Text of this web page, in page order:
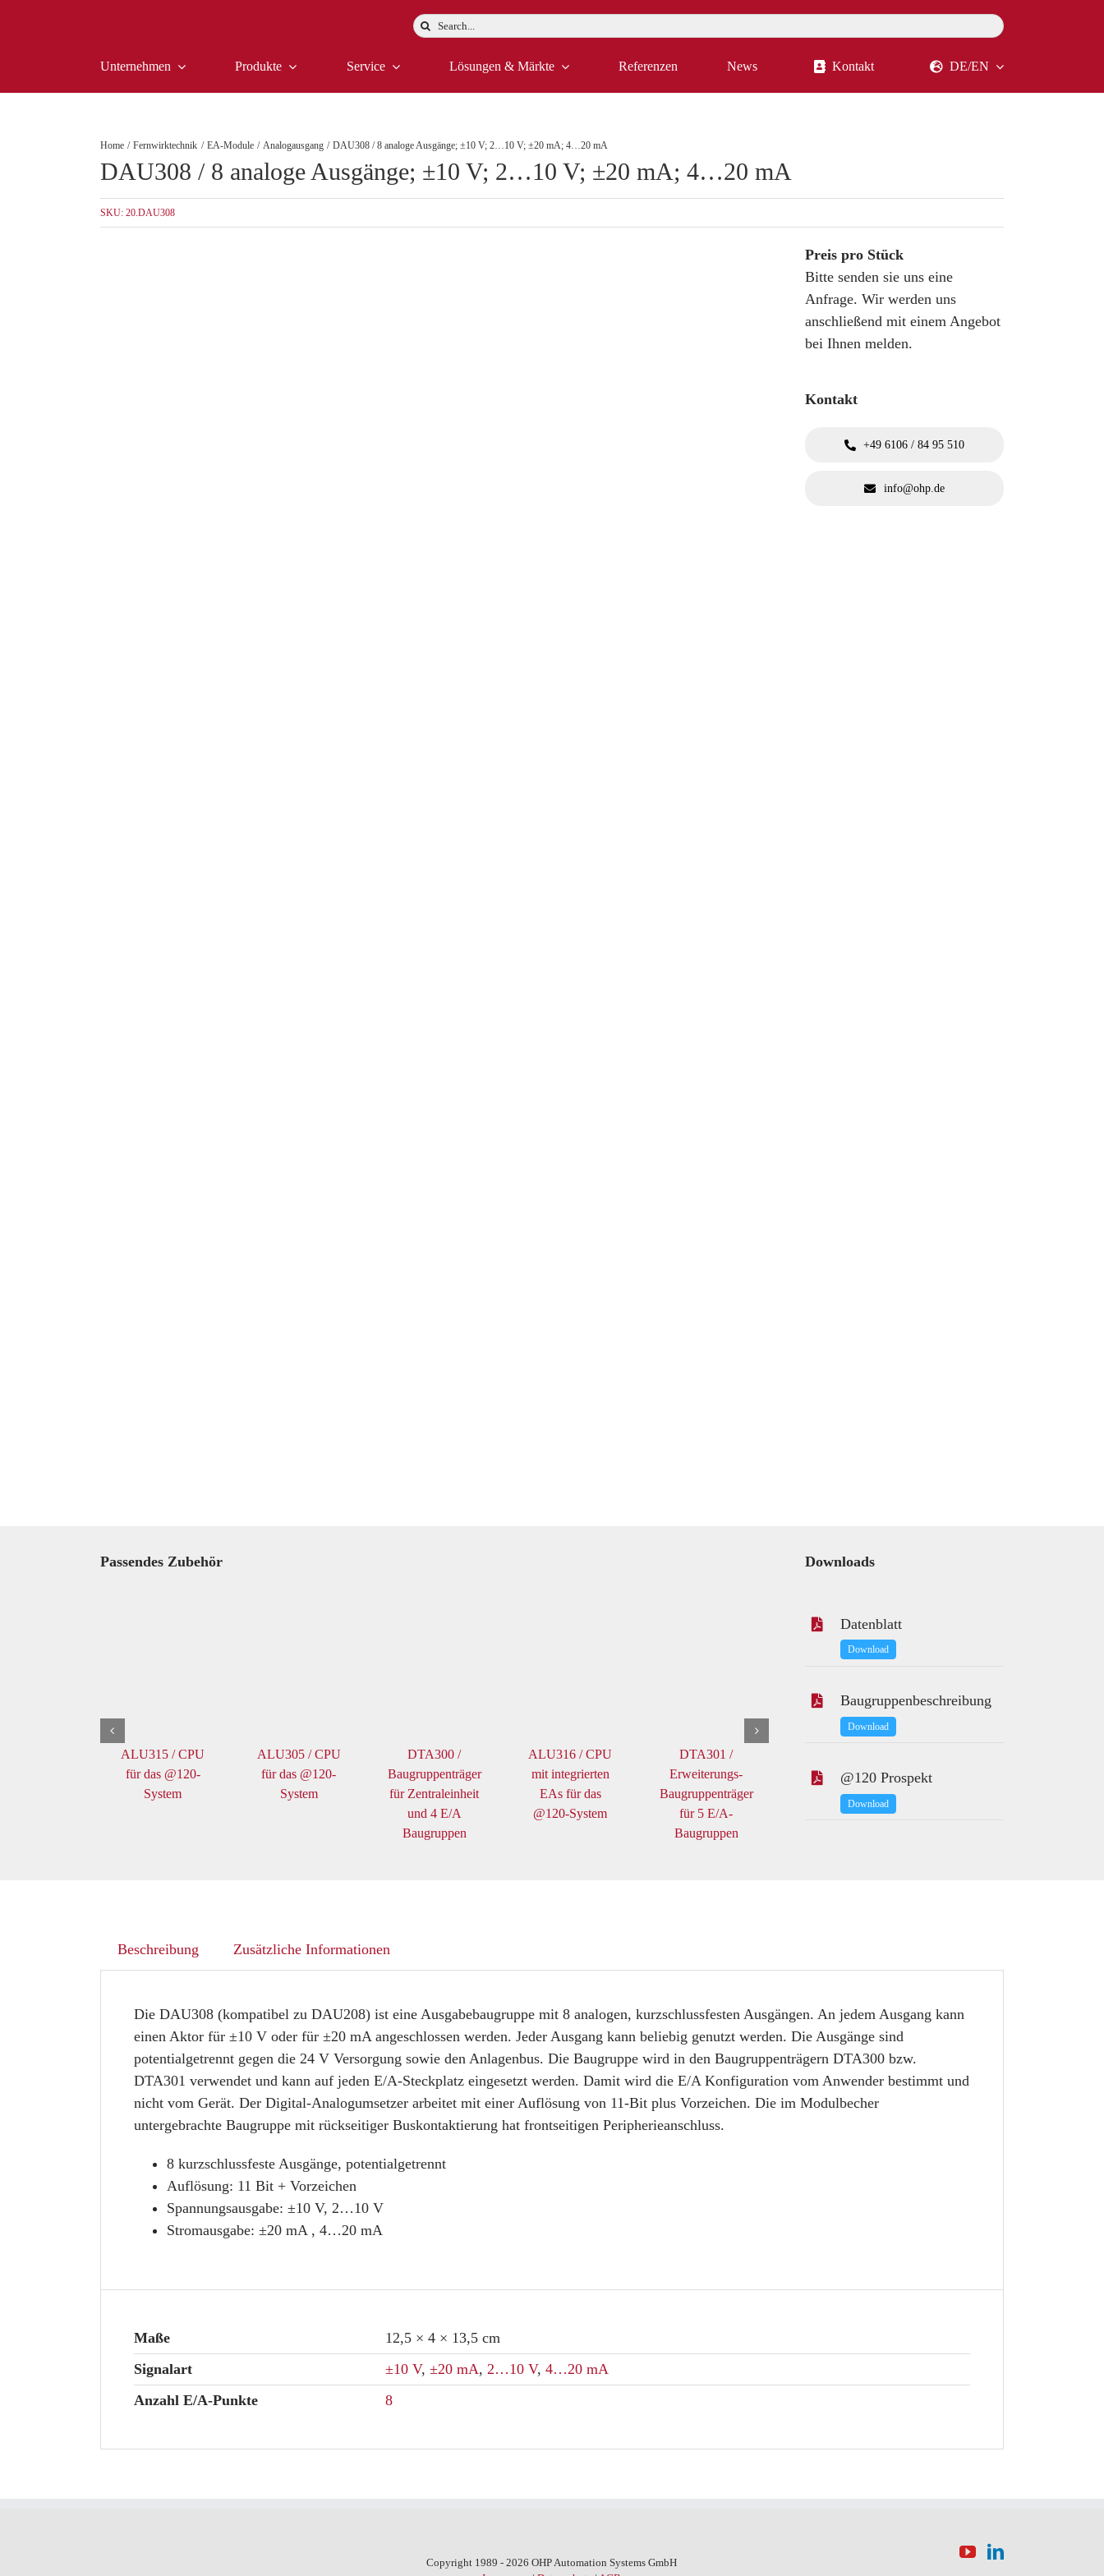
Suche
Unternehmen Produkte Service Lösungen & Märkte Referenzen News Kontakt DE/EN
Home Fernwirktechnik EA-Module Analogausgang DAU308 / 8 analoge Ausgänge; ±10 V; 2…10 V; ±20 mA; 4…20 mA
DAU308 / 8 analoge Ausgänge; ±10 V; 2…10 V; ±20 mA; 4…20 mA
SKU: 20.DAU308
Preis pro Stück
Bitte senden sie uns eine
Anfrage. Wir werden uns
anschließend mit einem Angebot
bei Ihnen melden.
Kontakt
+49 6106 / 84 95 510
info@ohp.de
Passendes Zubehör
ALU315 / CPU
für das @120-
System
ALU305 / CPU
für das @120-
System
DTA300 /
Baugruppenträger
für Zentraleinheit
und 4 E/A
Baugruppen
ALU316 / CPU
mit integrierten
EAs für das
@120-System
DTA301 /
Erweiterungs-
Baugruppenträger
für 5 E/A-
Baugruppen
mit integrierten
EAs für das
@120-System
Downloads
Datenblatt
Download
Baugruppenbeschreibung
Download
@120 Prospekt
Download
Beschreibung Zusätzliche Informationen
Die DAU308 (kompatibel zu DAU208) ist eine Ausgabebaugruppe mit 8 analogen, kurzschlussfesten Ausgängen. An jedem Ausgang kann
einen Aktor für ±10 V oder für ±20 mA angeschlossen werden. Jeder Ausgang kann beliebig genutzt werden. Die Ausgänge sind
potentialgetrennt gegen die 24 V Versorgung sowie den Anlagenbus. Die Baugruppe wird in den Baugruppenträgern DTA300 bzw.
DTA301 verwendet und kann auf jeden E/A-Steckplatz eingesetzt werden. Damit wird die E/A Konfiguration vom Anwender bestimmt und
nicht vom Gerät. Der Digital-Analogumsetzer arbeitet mit einer Auflösung von 11-Bit plus Vorzeichen. Die im Modulbecher
untergebrachte Baugruppe mit rückseitiger Buskontaktierung hat frontseitigen Peripherieanschluss.
8 kurzschlussfeste Ausgänge, potentialgetrennt
Auflösung: 11 Bit + Vorzeichen
Spannungsausgabe: ±10 V, 2…10 V
Stromausgabe: ±20 mA , 4…20 mA
Maße
12,5 × 4 × 13,5 cm
Signalart
±10 V, ±20 mA, 2…10 V, 4…20 mA
Anzahl E/A-Punkte
8
Copyright 1989 - 2026 OHP Automation Systems GmbH